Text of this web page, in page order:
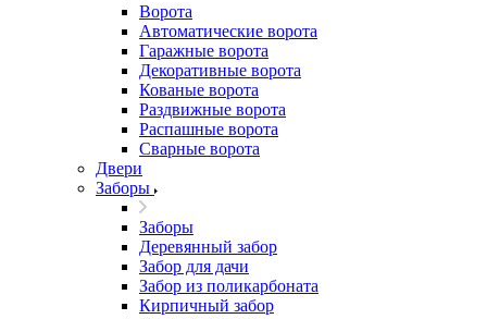
Ворота
Автоматические ворота
Гаражные ворота
Декоративные ворота
Кованые ворота
Раздвижные ворота
Распашные ворота
Сварные ворота
Двери
Заборы
Заборы
Деревянный забор
Забор для дачи
Забор из поликарбоната
Кирпичный забор